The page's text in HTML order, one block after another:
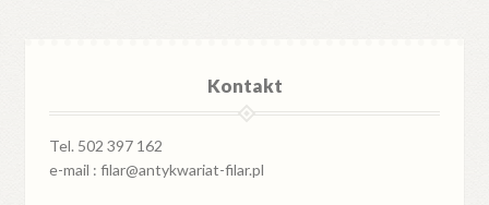
Kontakt
Tel. 502 397 162
e-mail : filar@antykwariat-filar.pl